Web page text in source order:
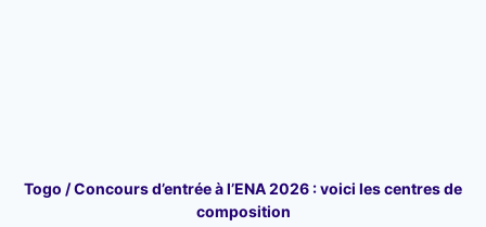
Togo / Concours d’entrée à l’ENA 2026 : voici les centres de
composition